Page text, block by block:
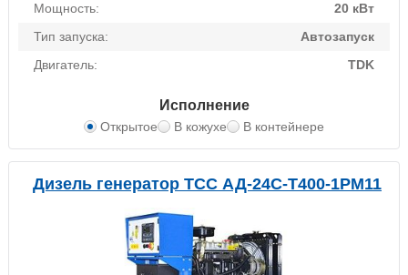
Мощность:
20 кВт
Тип запуска:
Автозапуск
Двигатель:
TDK
Исполнение
Открытое В кожухе В контейнере
Дизель генератор ТСС АД-24С-Т400-1РМ11